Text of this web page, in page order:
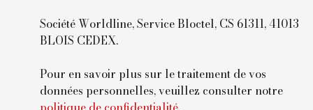
Société Worldline, Service Bloctel, CS 61311, 41013
BLOIS CEDEX.
Pour en savoir plus sur le traitement de vos
données personnelles, veuillez consulter notre